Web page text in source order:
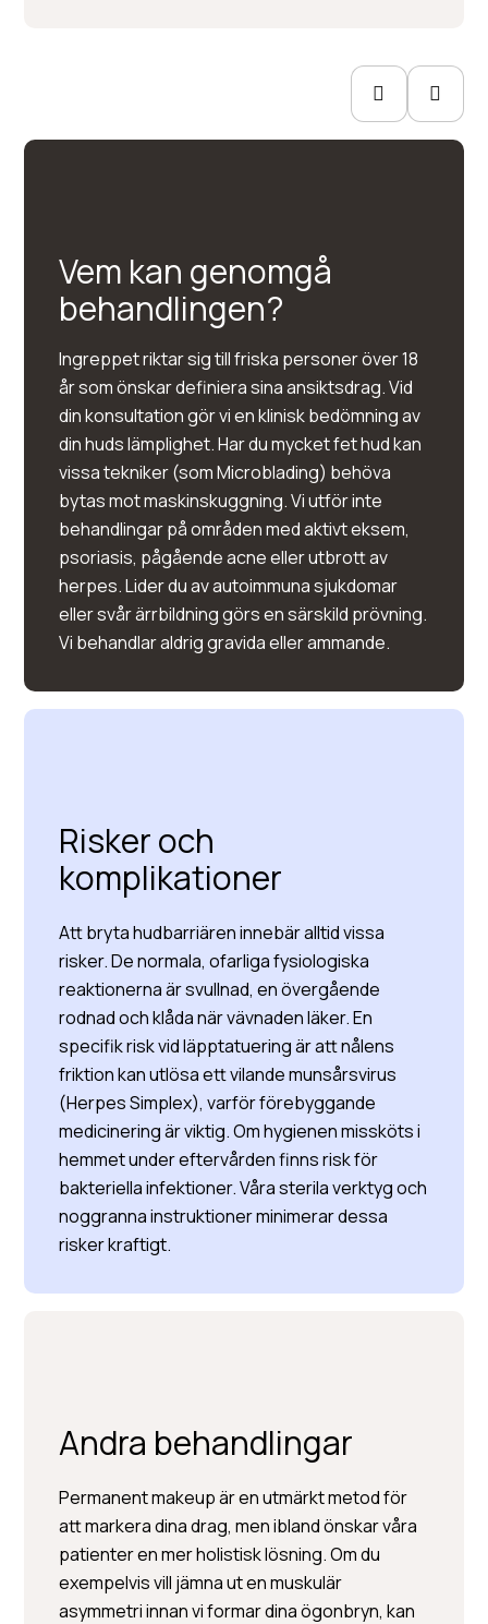
Vem kan genomgå
behandlingen?
Ingreppet riktar sig till friska personer över 18
år som önskar definiera sina ansiktsdrag. Vid
din konsultation gör vi en klinisk bedömning av
din huds lämplighet. Har du mycket fet hud kan
vissa tekniker (som Microblading) behöva
bytas mot maskinskuggning. Vi utför inte
behandlingar på områden med aktivt eksem,
psoriasis, pågående acne eller utbrott av
herpes. Lider du av autoimmuna sjukdomar
eller svår ärrbildning görs en särskild prövning.
Vi behandlar aldrig gravida eller ammande.
Risker och
komplikationer
Att bryta hudbarriären innebär alltid vissa
risker. De normala, ofarliga fysiologiska
reaktionerna är svullnad, en övergående
rodnad och klåda när vävnaden läker. En
specifik risk vid läpptatuering är att nålens
friktion kan utlösa ett vilande munsårsvirus
(Herpes Simplex), varför förebyggande
medicinering är viktig. Om hygienen missköts i
hemmet under eftervården finns risk för
bakteriella infektioner. Våra sterila verktyg och
noggranna instruktioner minimerar dessa
risker kraftigt.
Andra behandlingar
Permanent makeup är en utmärkt metod för
att markera dina drag, men ibland önskar våra
patienter en mer holistisk lösning. Om du
exempelvis vill jämna ut en muskulär
asymmetri innan vi formar dina ögonbryn, kan